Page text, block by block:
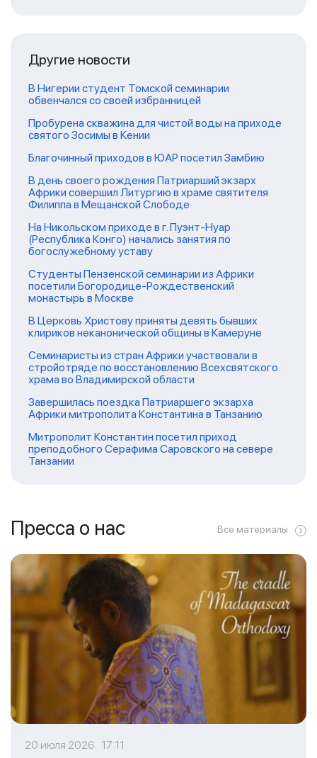
Другие новости
В Нигерии студент Томской семинарии
обвенчался со своей избранницей
Пробурена скважина для чистой воды на приходе
святого Зосимы в Кении
Благочинный приходов в ЮАР посетил Замбию
В день своего рождения Патриарший экзарх
Африки совершил Литургию в храме святителя
Филиппа в Мещанской Слободе
На Никольском приходе в г. Пуэнт-Нуар
(Республика Конго) начались занятия по
богослужебному уставу
Студенты Пензенской семинарии из Африки
посетили Богородице-Рождественский
монастырь в Москве
В Церковь Христову приняты девять бывших
клириков неканонической общины в Камеруне
Семинаристы из стран Африки участвовали в
стройотряде по восстановлению Всехсвятского
храма во Владимирской области
Завершилась поездка Патриаршего экзарха
Африки митрополита Константина в Танзанию
Митрополит Константин посетил приход
преподобного Серафима Саровского на севере
Танзании
Пресса о нас Все материалы
20 июля 2026 17:11